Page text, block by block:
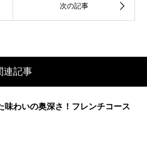
連記事
味わいの奥深さ！フレンチコース